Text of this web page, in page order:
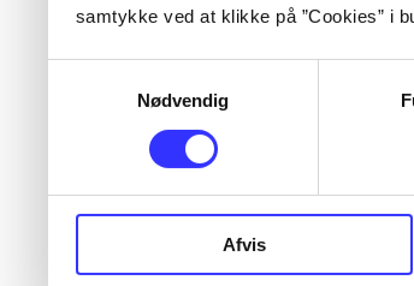
samtykke ved at klikke på ”Cookies” i
Nødvendig
Afvis
Palle Gris på eventyr